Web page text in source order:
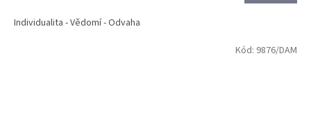
Individualita - Vědomí - Odvaha
Kód: 9876/DAM